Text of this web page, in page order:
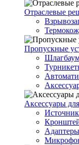
Отраслевые
Пропускные
Аксессуары